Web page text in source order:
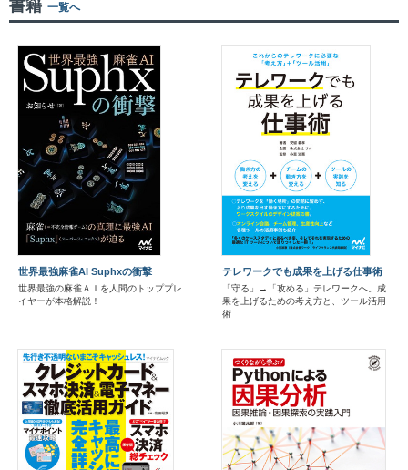
書籍 一覧へ
世界最強麻雀AI Suphxの衝撃
世界最強の麻雀ＡＩを人間のトッププレ
イヤーが本格解説！
テレワークでも成果を上げる仕事術
「守る」→「攻める」テレワークへ。成
果を上げるための考え方と、ツール活用
術